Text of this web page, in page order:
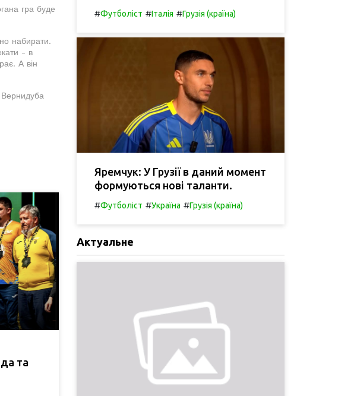
гра буде
набирати.
- в
А він
та
#Футболіст #Італія #Грузія (країна)
Яремчук: У Грузії в даний момент
формуються нові таланти.
#Футболіст #Україна #Грузія (країна)
Актуальне